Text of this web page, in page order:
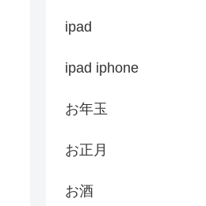
ipad
ipad iphone
お年玉
お正月
お酒